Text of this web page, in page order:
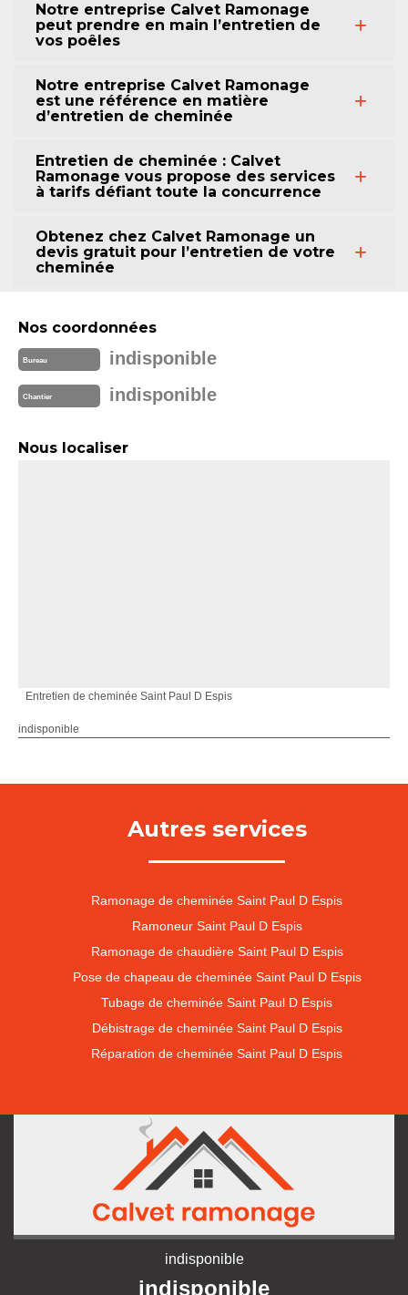
Notre entreprise Calvet Ramonage
peut prendre en main l’entretien de
vos poêles
Notre entreprise Calvet Ramonage
est une référence en matière
d’entretien de cheminée
Entretien de cheminée : Calvet
Ramonage vous propose des services
à tarifs défiant toute la concurrence
Obtenez chez Calvet Ramonage un
devis gratuit pour l’entretien de votre
cheminée
Nos coordonnées
Bureau indisponible
Chantier indisponible
Nous localiser
Entretien de cheminée Saint Paul D Espis
indisponible
Autres services
Ramonage de cheminée Saint Paul D Espis
Ramoneur Saint Paul D Espis
Ramonage de chaudière Saint Paul D Espis
Pose de chapeau de cheminée Saint Paul D Espis
Tubage de cheminée Saint Paul D Espis
Débistrage de cheminée Saint Paul D Espis
Réparation de cheminée Saint Paul D Espis
indisponible
indisponible